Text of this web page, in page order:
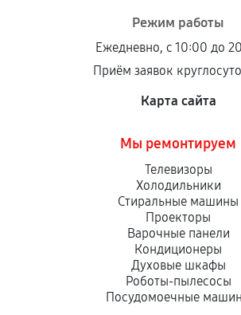
Режим работы
Ежедневно, с 10:00 до
Приём заявок
Карта сайта
Мы ремонтируем
Телевизоры
Холодильники
Стиральные машины
Проекторы
Варочные панели
Кондиционеры
Духовые шкафы
Роботы-пылесосы
Посудомоечные